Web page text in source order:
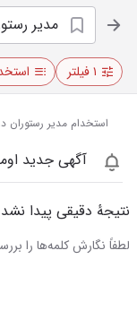
۱ فیلتر
استخدام مدیر رستوران
آگهی جدید
نتیجهٔ دقیقی پیدا نشد
لطفاً نگارش کلمه‌ها را